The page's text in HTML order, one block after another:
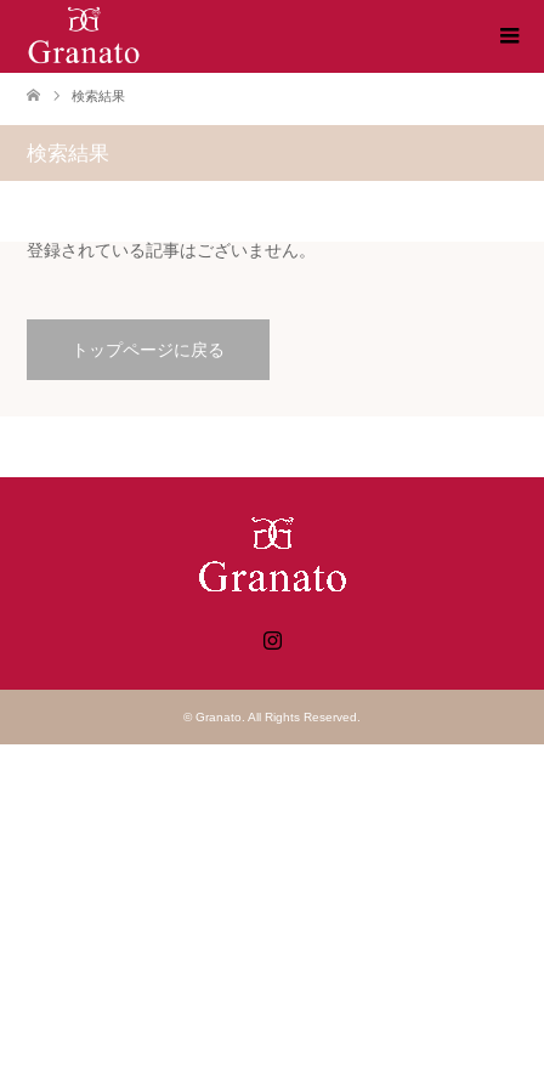
検索結果
検索結果
登録されている記事はございません。
トップページに戻る
© Granato . All Rights Reserved.